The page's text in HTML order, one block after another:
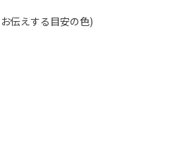
伝えする目安の色)